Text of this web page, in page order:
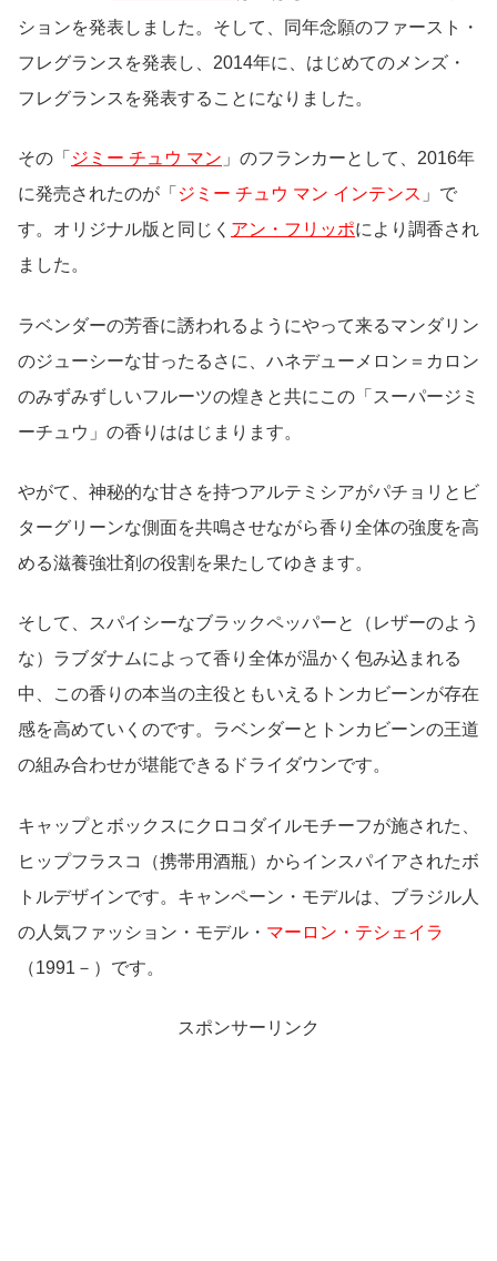
ションを発表しました。そして、同年念願のファースト・
フレグランスを発表し、2014年に、はじめてのメンズ・
フレグランスを発表することになりました。
その「 ジミー チュウ マン 」のフランカーとして、2016年
に発売されたのが「 ジミー チュウ マン インテンス 」で
す。オリジナル版と同じく アン・フリッポにより調香され
ました。
ラベンダーの芳香に誘われるようにやって来るマンダリン
のジューシーな甘ったるさに、ハネデューメロン＝カロン
のみずみずしいフルーツの煌きと共にこの「スーパージミ
ーチュウ」の香りははじまります。
やがて、神秘的な甘さを持つアルテミシアがパチョリとビ
ターグリーンな側面を共鳴させながら香り全体の強度を高
める滋養強壮剤の役割を果たしてゆきます。
そして、スパイシーなブラックペッパーと（レザーのよう
な）ラブダナムによって香り全体が温かく包み込まれる
中、この香りの本当の主役ともいえるトンカビーンが存在
感を高めていくのです。ラベンダーとトンカビーンの王道
の組み合わせが堪能できるドライダウンです。
キャップとボックスにクロコダイルモチーフが施された、
ヒップフラスコ（携帯用酒瓶）からインスパイアされたボ
トルデザインです。キャンペーン・モデルは、ブラジル人
の人気ファッション・モデル・ マーロン・テシェイラ
（1991－）です。
スポンサーリンク